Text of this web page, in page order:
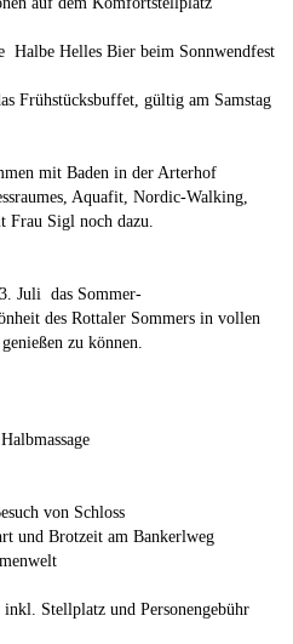
Halbe Helles Bier beim Sonnwendfest
Frühstücksbuffet, gültig am Samstag
mit Baden in der Arterhof
Aquafit, Nordic-Walking,
Sigl noch dazu.
Juli das Sommer-
des Rottaler Sommers in vollen
zu können.
von Schloss
und Brotzeit am Bankerlweg
Stellplatz und Personengebühr